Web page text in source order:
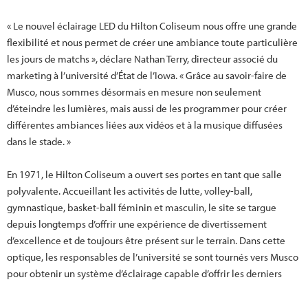
« Le nouvel éclairage LED du Hilton Coliseum nous offre une grande
flexibilité et nous permet de créer une ambiance toute particulière
les jours de matchs », déclare Nathan Terry, directeur associé du
marketing à l’université d’État de l’Iowa. « Grâce au savoir-faire de
Musco, nous sommes désormais en mesure non seulement
d’éteindre les lumières, mais aussi de les programmer pour créer
différentes ambiances liées aux vidéos et à la musique diffusées
dans le stade. »
En 1971, le Hilton Coliseum a ouvert ses portes en tant que salle
polyvalente. Accueillant les activités de lutte, volley-ball,
gymnastique, basket-ball féminin et masculin, le site se targue
depuis longtemps d’offrir une expérience de divertissement
d’excellence et de toujours être présent sur le terrain. Dans cette
optique, les responsables de l’université se sont tournés vers Musco
pour obtenir un système d’éclairage capable d’offrir les derniers